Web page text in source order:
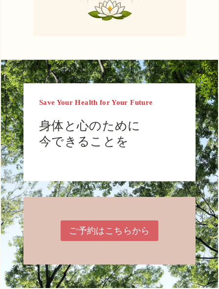
Save Your Health for Your Future
身体と心のために
今できることを
ご予約はこちらから